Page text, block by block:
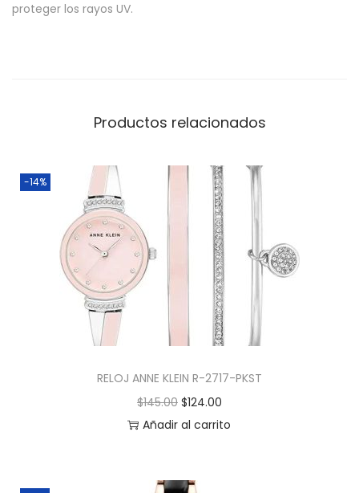
proteger los rayos UV.
Productos relacionados
-14%
RELOJ ANNE KLEIN R-2717-PKST
$145.00 $124.00
Añadir al carrito